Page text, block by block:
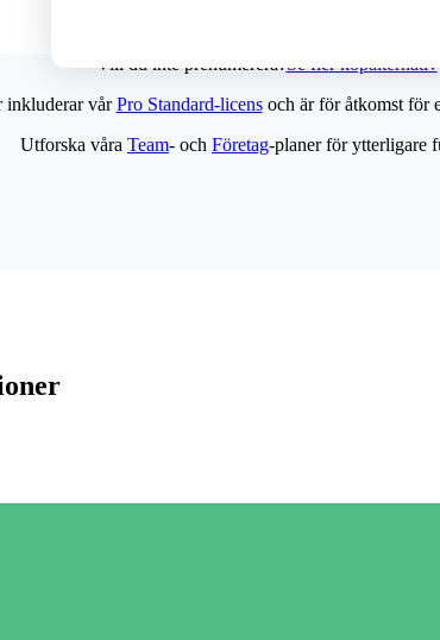
Vill du inte prenumerera?Se fler köpalternativ
inkluderar vårPro Standard-licensoch är för åtkomst för
Utforska våra Team- och Företag-planer för ytterligare